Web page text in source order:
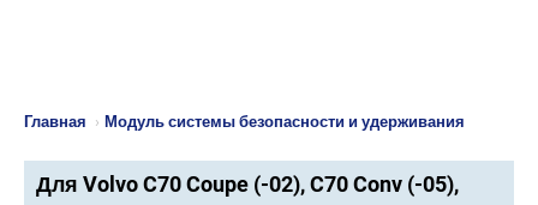
Главная › Модуль системы безопасности и удерживания
Для Volvo C70 Coupe (-02), C70 Conv (-05),